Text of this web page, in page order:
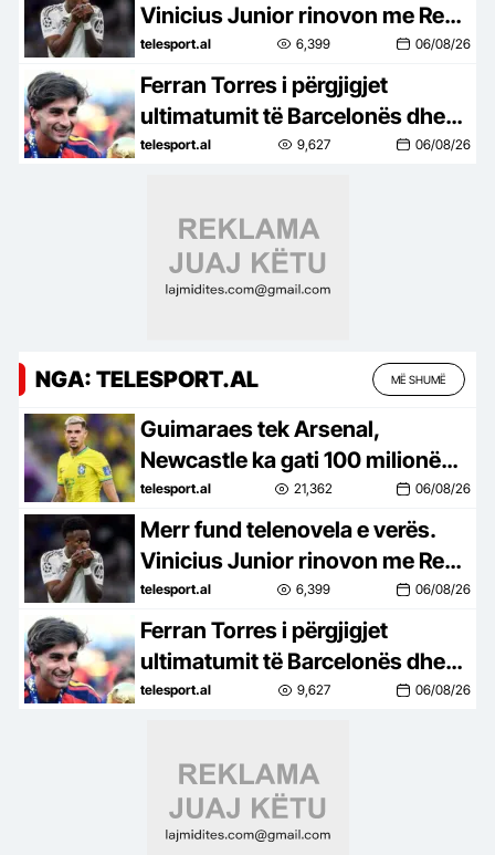
Vinicius Junior rinovon me Real
Madridin. Ja njoftimi zyrtar
telesport.al 6,399 06/08/26
Ferran Torres i përgjigjet
ultimatumit të Barcelonës dhe
merr vendimin e rëndësishëm
telesport.al 9,627 06/08/26
NGA: TELESPORT.AL MË SHUMË
Guimaraes tek Arsenal,
Newcastle ka gati 100 milionë
euro për yllin e Bundesligës
telesport.al 21,362 06/08/26
Merr fund telenovela e verës.
Vinicius Junior rinovon me Real
Madridin. Ja njoftimi zyrtar
telesport.al 6,399 06/08/26
Ferran Torres i përgjigjet
ultimatumit të Barcelonës dhe
merr vendimin e rëndësishëm
telesport.al 9,627 06/08/26